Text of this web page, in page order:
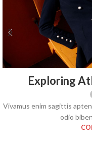
Exploring
Vivamus enim sagittis
odio